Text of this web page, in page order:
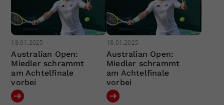
18.01.2025
Australian Open:
Miedler schrammt
am Achtelfinale
vorbei
18.01.2025
Australian Open:
Miedler schrammt
am Achtelfinale
vorbei